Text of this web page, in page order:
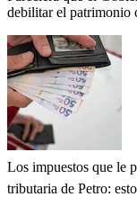
debilitar el patrimonio
Los impuestos que le
tributaria de Petro: